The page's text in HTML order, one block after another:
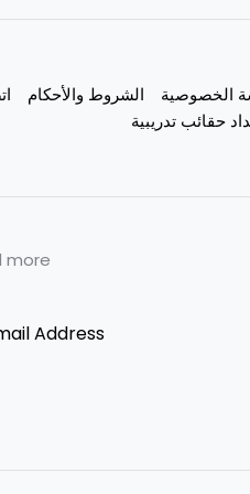
الخصوصية الشروط والأحكام
حقائب تدريبية